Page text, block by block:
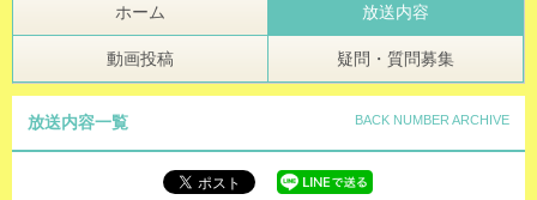
ホーム 放送内容
動画投稿 疑問・質問募集
放送内容一覧 BACK NUMBER ARCHIVE